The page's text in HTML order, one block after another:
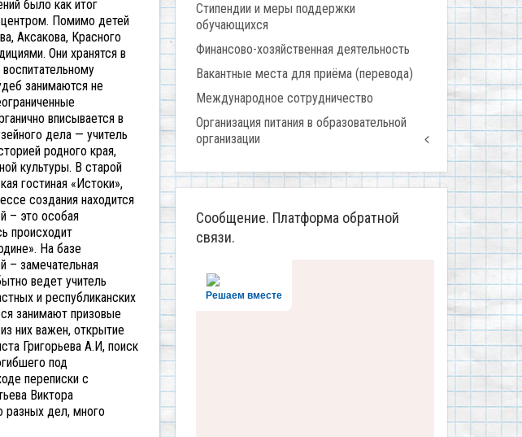
было как итог
центром. Помимо детей
Аксакова, Красного
Они хранятся в
занимаются не
вписывается в
дела — учитель
родного края,
культуры. В старой
гостиная «Истоки»,
создания находится
– это особая
происходит
На базе
– замечательная
ведет учитель
и республиканских
занимают призовые
них важен, открытие
Григорьева А.И, поиск
под
переписки с
Виктора
разных дел, много
Стипендии и меры поддержки
обучающихся
Финансово-хозяйственная деятельность
Вакантные места для приёма (перевода)
Международное сотрудничество
Организация питания в образовательной
организации
Сообщение. Платформа обратной
связи.
Решаем вместе